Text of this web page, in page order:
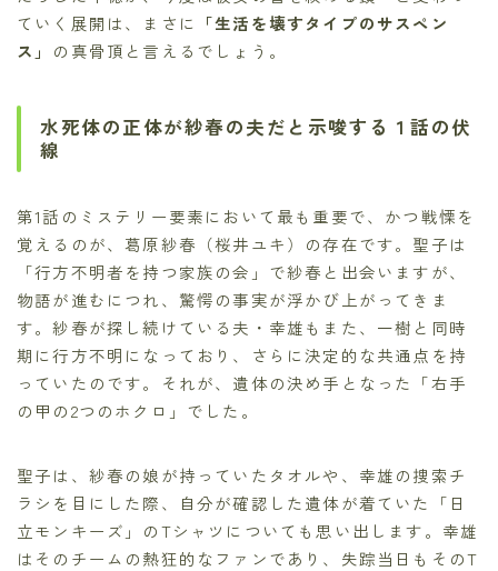
ていく展開は、まさに
「生活を壊すタイプのサスペン
ス」 の真骨頂と言えるでしょう。
水死体の正体が紗春の夫だと示唆する１話の伏
線
第1話のミステリー要素において最も重要で、かつ戦慄を
覚えるのが、葛原紗春（桜井ユキ）の存在です。聖子は
「行方不明者を持つ家族の会」で紗春と出会いますが、
物語が進むにつれ、驚愕の事実が浮かび上がってきま
す。紗春が探し続けている夫・幸雄もまた、一樹と同時
期に行方不明になっており、さらに決定的な共通点を持
っていたのです。それが、遺体の決め手となった「右手
の甲の2つのホクロ」でした。
聖子は、紗春の娘が持っていたタオルや、幸雄の捜索チ
ラシを目にした際、自分が確認した遺体が着ていた「日
立モンキーズ」のTシャツについても思い出します。幸雄
はそのチームの熱狂的なファンであり、失踪当日もそのT